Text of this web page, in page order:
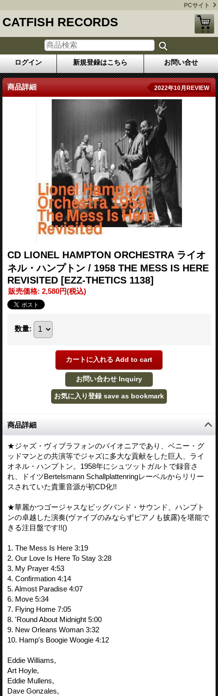
PCサイト
CATFISH RECORDS
ログイン 新規登録はこちら お問い合せ
商品詳細 2022年10月REVIEW
CD LIONEL HAMPTON ORCHESTRA ライオ
ネル・ハンプトン / 1958 THE MESS IS HERE
REVISITED [EZZ-THETICS 1138]
販売価格: 2,580円(税込)
数量:
商品詳細
★ジャズ・ヴィブラフォンのパイオニアであり、ベニー・グ
ッドマンとの共演等でジャズに多大な貢献をした巨人、ライ
オネル・ハンプトン。1958年にシュツットガルトで録音さ
れ、ドイツBertelsmann Schallplattenringレーベルからリリー
スされていた貴重音源が初CD化!!
★華麗かつゴージャスなビッグバンド・サウンド、ハンプト
ンの卓越した演奏(ヴァイブのみならずピアノも披露)を堪能で
きる注目盤です!!()
1. The Mess Is Here 3:19
2. Our Love Is Here To Stay 3:28
3. My Prayer 4:53
4. Confirmation 4:14
5. Almost Paradise 4:07
6. Move 5:34
7. Flying Home 7:05
8. 'Round About Midnight 5:00
9. New Orleans Woman 3:32
10. Hamp's Boogie Woogie 4:12
Eddie Williams,
Art Hoyle,
Eddie Mullens,
Dave Gonzales,